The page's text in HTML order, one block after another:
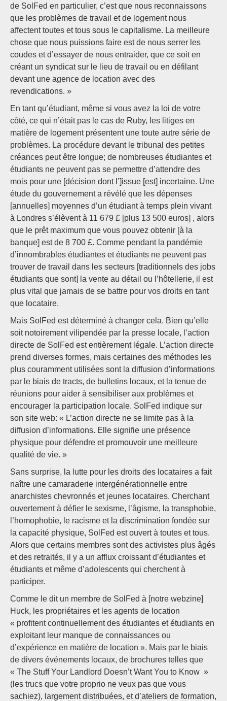
de SolFed en particulier, c’est que nous reconnaissons
que les problèmes de travail et de logement nous
affectent toutes et tous sous le capitalisme. La meilleure
chose que nous puissions faire est de nous serrer les
coudes et d’essayer de nous entraider, que ce soit en
créant un syndicat sur le lieu de travail ou en défilant
devant une agence de location avec des
revendications. »
En tant qu’étudiant, même si vous avez la loi de votre
côté, ce qui n’était pas le cas de Ruby, les litiges en
matière de logement présentent une toute autre série de
problèmes. La procédure devant le tribunal des petites
créances peut être longue; de nombreuses étudiantes et
étudiants ne peuvent pas se permettre d’attendre des
mois pour une [décision dont l’]issue [est] incertaine. Une
étude du gouvernement a révélé que les dépenses
[annuelles] moyennes d’un étudiant à temps plein vivant
à Londres s’élèvent à 11 679 £ [plus 13 500 euros] , alors
que le prêt maximum que vous pouvez obtenir [à la
banque] est de 8 700 £. Comme pendant la pandémie
d’innombrables étudiantes et étudiants ne peuvent pas
trouver de travail dans les secteurs [traditionnels des jobs
étudiants que sont] la vente au détail ou l’hôtellerie, il est
plus vital que jamais de se battre pour vos droits en tant
que locataire.
Mais SolFed est déterminé à changer cela. Bien qu’elle
soit notoirement vilipendée par la presse locale, l’action
directe de SolFed est entièrement légale. L’action directe
prend diverses formes, mais certaines des méthodes les
plus couramment utilisées sont la diffusion d’informations
par le biais de tracts, de bulletins locaux, et la tenue de
réunions pour aider à sensibiliser aux problèmes et
encourager la participation locale. SolFed indique sur
son site web: « L’action directe ne se limite pas à la
diffusion d’informations. Elle signifie une présence
physique pour défendre et promouvoir une meilleure
qualité de vie. »
Sans surprise, la lutte pour les droits des locataires a fait
naître une camaraderie intergénérationnelle entre
anarchistes chevronnés et jeunes locataires. Cherchant
ouvertement à défier le sexisme, l’âgisme, la transphobie,
l’homophobie, le racisme et la discrimination fondée sur
la capacité physique, SolFed est ouvert à toutes et tous.
Alors que certains membres sont des activistes plus âgés
et des retraités, il y a un afflux croissant d’étudiantes et
étudiants et même d’adolescents qui cherchent à
participer.
Comme le dit un membre de SolFed à [notre webzine]
Huck, les propriétaires et les agents de location
« profitent continuellement des étudiantes et étudiants en
exploitant leur manque de connaissances ou
d’expérience en matière de location ». Mais par le biais
de divers événements locaux, de brochures telles que
« The Stuff Your Landlord Doesn’t Want You to Know »
(les trucs que votre proprio ne veux pas que vous
sachiez), largement distribuées, et d’ateliers de formation,